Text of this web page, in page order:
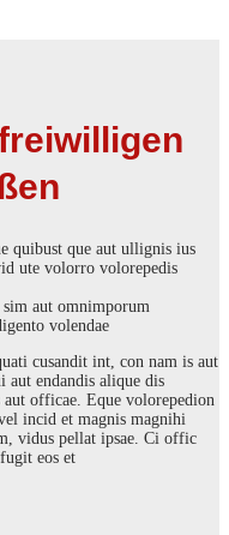
quibust que aut ullignis ius
ute volorro volorepedis
aut omnimporum
volendae
cusandit int, con nam is aut
aut endandis alique dis
aut officae. Eque volorepedion
incid et magnis magnihi
vidus pellat ipsae. Ci offic
eos et